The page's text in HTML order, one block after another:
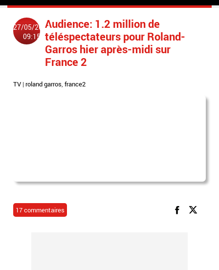
27/05/2014
09:15
Audience: 1.2 million de
téléspectateurs pour Roland-
Garros hier après-midi sur
France 2
TV |roland garros,france2
17 commentaires